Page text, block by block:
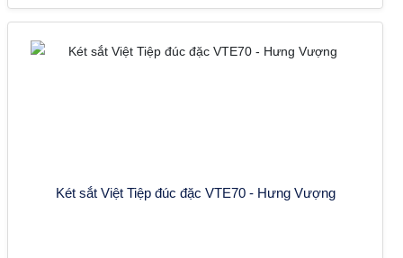
Két sắt Việt Tiệp đúc đặc VTE70 - Hưng Vượng